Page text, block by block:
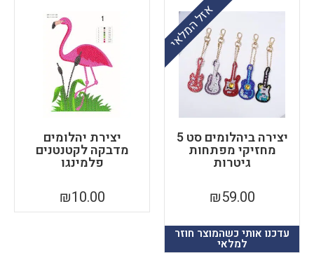
אזל המלאי
יצירה ביהלומים סט 5
מחזיקי מפתחות
גיטרות
₪59.00
עדכנו אותי כשהמוצר חוזר
למלאי
יצירת יהלומים
מדבקה לקטנטנים
פלמינגו
₪10.00